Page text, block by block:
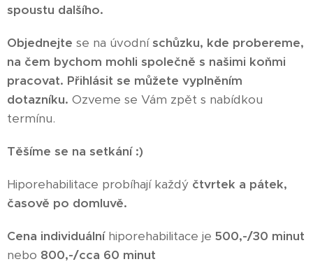
spoustu dalšího.
Objednejte se na úvodníschůzku, kde probereme,
na čem bychom mohli společně s našimi koňmi
pracovat. Přihlásit se můžete vyplněním
dotazníku. Ozveme se Vám zpět s nabídkou
termínu.
Těšíme se na setkání :)
Hiporehabilitace probíhají každý čtvrtek a pátek,
časově po domluvě.
Cena individuální hiporehabilitace je 500,-/30 minut
nebo 800,-/cca 60 minut